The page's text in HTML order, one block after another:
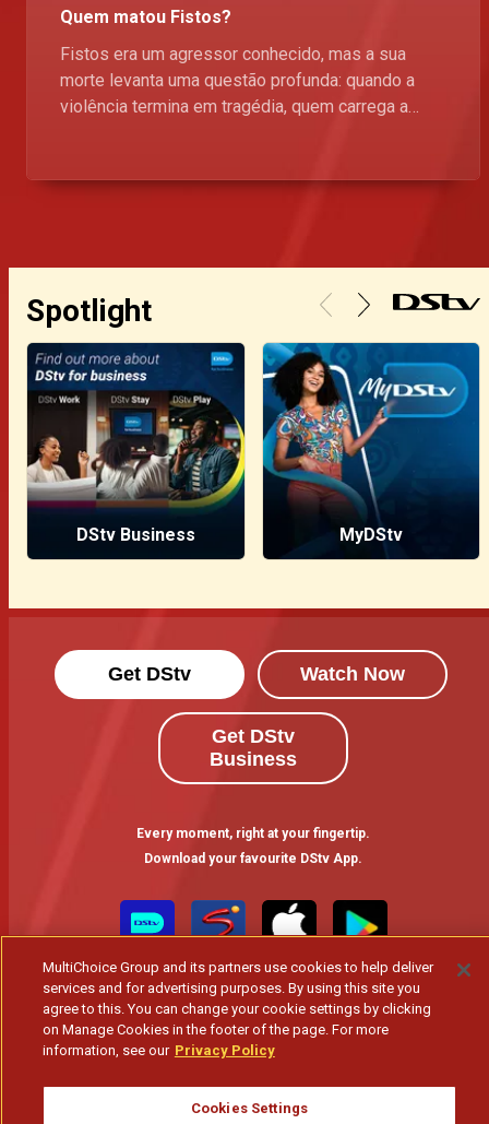
Quem matou Fistos?
Fistos era um agressor conhecido, mas a sua
morte levanta uma questão profunda: quando a
violência termina em tragédia, quem carrega a
Spotlight
DStv Business MyDStv
Get DStv Watch Now
Get DStv
Business
Every moment, right at your fingertip.
Download your favourite DStv App.
MultiChoice Website Terms of Use
Privacy & Cookie Notice
Responsible Disclosure Policy
Copyright
MultiChoice Group and its partners use cookies to help deliver
services and for advertising purposes. By using this site you
agree to this. You can change your cookie settings by clicking
on Manage Cookies in the footer of the page. For more
information, see our Privacy Policy
Cookies Settings